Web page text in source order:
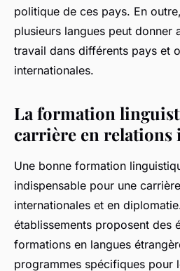
politique de ces pays. En
plusieurs langues peut donner
travail dans différents pays et
internationales.
La formation
carrière en relations
Une bonne formation
indispensable pour une
internationales et en
établissements proposent des
formations en langues
programmes spécifiques pour